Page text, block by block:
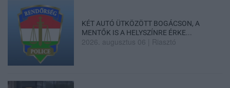
KÉT AUTÓ ÜTKÖZÖTT BOGÁCSON, A
MENTŐK IS A HELYSZÍNRE ÉRKE...
2026. augusztus 06 Riasztó